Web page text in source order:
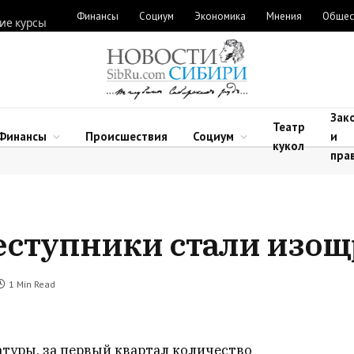
курсы
Финансы Социум Экономика Мнения
Происшествия Социум
Театр
кукол
и
стали
1 Min Read
за первый квартал количество